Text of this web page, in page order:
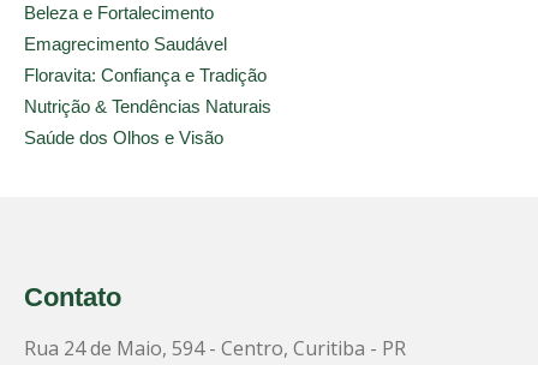
Beleza e Fortalecimento
Emagrecimento Saudável
Floravita: Confiança e Tradição
Nutrição & Tendências Naturais
Saúde dos Olhos e Visão
Contato
Rua 24 de Maio, 594 - Centro, Curitiba - PR